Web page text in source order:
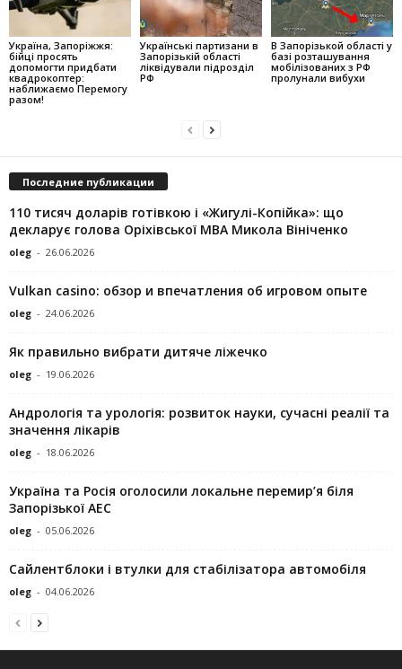
Україна, Запоріжжя:
бійці просять
допомогти придбати
квадрокоптер:
наближаємо Перемогу
разом!
Українські партизани в
Запорізькій області
ліквідували підрозділ
РФ
В Запорізькой області у
базі розташування
мобілізованих з РФ
пролунали вибухи
Последние публикации
110 тисяч доларів готівкою і «Жигулі-Копійка»: що
декларує голова Оріхівської МВА Микола Вініченко
oleg - 26.06.2026
Vulkan casino: обзор и впечатления об игровом опыте
oleg - 24.06.2026
Як правильно вибрати дитяче ліжечко
oleg - 19.06.2026
Андрологія та урологія: розвиток науки, сучасні реалії та
значення лікарів
oleg - 18.06.2026
Україна та Росія оголосили локальне перемир’я біля
Запорізької АЕС
oleg - 05.06.2026
Сайлентблоки і втулки для стабілізатора автомобіля
oleg - 04.06.2026